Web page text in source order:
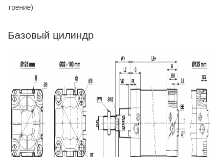
трение)
Базовый цилиндр